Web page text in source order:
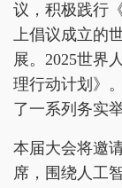
议，积极践行
上倡议成立的
展。2025世界
理行动计划》
了一系列务实举
本届大会将邀
席，围绕人工